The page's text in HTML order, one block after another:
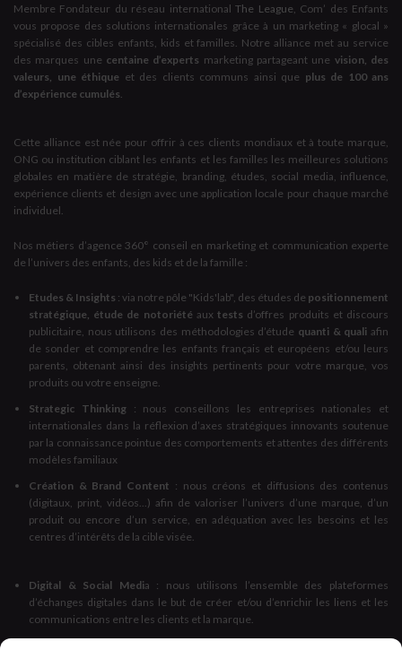
Membre Fondateur du réseau internationalThe League , Com’ des Enfants
vous propose des solutions internationales grâce à un marketing « glocal »
spécialisé des cibles enfants, kids et familles. Notre alliance met au service
des marques une centaine d’experts marketing partageant une vision, des
valeurs, une éthique et des clients communs ainsi que plus de 100 ans
d’expérience cumulés
Cette alliance est née pour offrir à ces clients mondiaux et à toute marque,
ONG ou institution ciblant les enfants et les familles les meilleures solutions
globales en matière de stratégie, branding, études, social media, influence,
expérience clients et design avec une application locale pour chaque marché
individuel.
Nos métiers d’agence 360° conseil en marketing et communication experte
de l’univers des enfants, des kids et de la famille :
Etudes & Insights : via notre pôle "Kids'lab", des études de positionnement
stratégique, étude de notoriété auxtests d’offres produits et discours
publicitaire, nous utilisons des méthodologies d’étude quanti & quali afin
de sonder et comprendre les enfants français et européens et/ou leurs
parents, obtenant ainsi des insights pertinents pour votre marque, vos
produits ou votre enseigne.
Strategic Thinking: nous conseillons les entreprises nationales et
internationales dans la réflexion d’axes stratégiques innovants soutenue
par la connaissance pointue des comportements et attentes des différents
modèles familiaux
Création & Brand Content : nous créons et diffusions des contenus
(digitaux, print, vidéos...) afin de valoriser l’univers d’une marque, d’un
produit ou encore d’un service, en adéquation avec les besoins et les
centres d’intérêts de la cible visée.
Digital & Social Media : nous utilisons l’ensemble des plateformes
d’échanges digitales dans le but de créer et/ou d’enrichir les liens et les
communications entre les clients et la marque.